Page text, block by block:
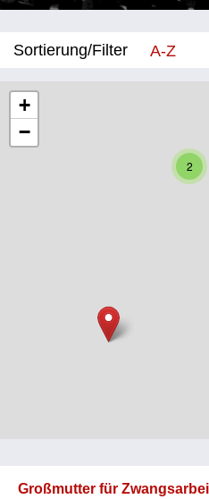
Sortierung/Filter
A-Z
2
+
−
Großmutter für